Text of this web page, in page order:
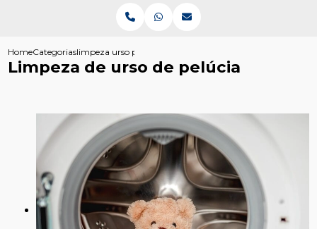
HomeCategoriaslimpeza urso pelucia
Limpeza de urso de pelúcia